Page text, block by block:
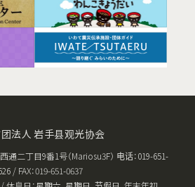
法人 岩手县观光协会
通二丁目9番1号（Mariosu3F） 电话：019-651-
/ FAX：019-651-0637